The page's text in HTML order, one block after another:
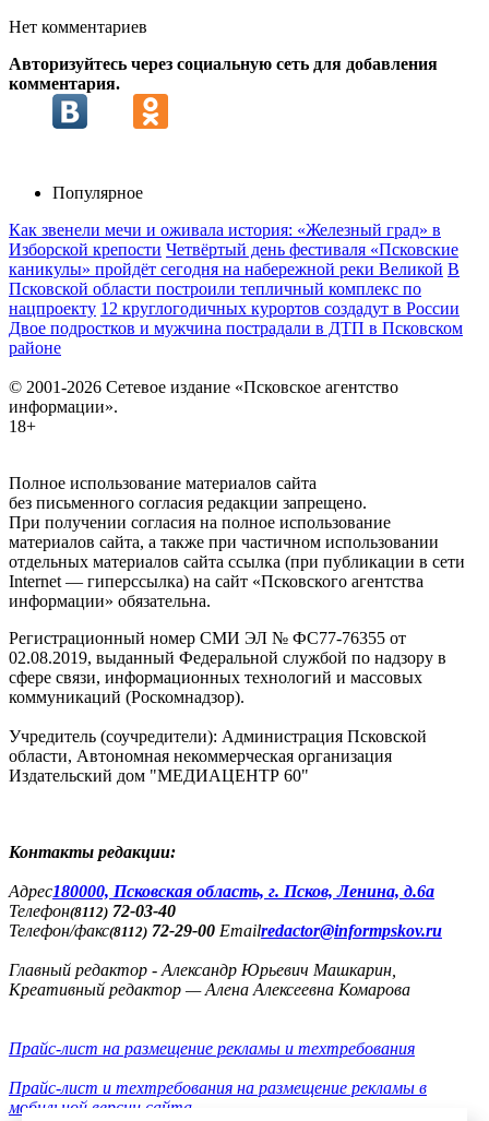
Нет комментариев
Авторизуйтесь через социальную сеть для добавления
комментария.
Популярное
Как звенели мечи и оживала история: «Железный град» в
Изборской крепости Четвёртый день фестиваля «Псковские
каникулы» пройдёт сегодня на набережной реки Великой В
Псковской области построили тепличный комплекс по
нацпроекту 12 круглогодичных курортов создадут в России
Двое подростков и мужчина пострадали в ДТП в Псковском
районе
© 2001-2026 Сетевое издание «Псковское агентство
информации».
18+
Полное использование материалов сайта
без письменного согласия редакции запрещено.
При получении согласия на полное использование
материалов сайта, а также при частичном использовании
отдельных материалов сайта ссылка (при публикации в сети
Internet — гиперссылка) на сайт «Псковского агентства
информации» обязательна.
Регистрационный номер СМИ ЭЛ № ФС77-76355 от
02.08.2019, выданный Федеральной службой по надзору в
сфере связи, информационных технологий и массовых
коммуникаций (Роскомнадзор).
Учредитель (соучредители): Администрация Псковской
области, Автономная некоммерческая организация
Издательский дом "МЕДИАЦЕНТР 60"
Контакты редакции:
Адреc180000, Псковская область, г. Псков, Ленина, д.6а
Телефон(8112) 72-03-40
Телефон/факс(8112) 72-29-00 Emailredactor@informpskov.ru
Главный редактор - Александр Юрьевич Машкарин,
Креативный редактор — Алена Алексеевна Комарова
Прайс-лист на размещение рекламы и техтребования
Прайс-лист и техтребования на размещение рекламы в
мобильной версии сайта